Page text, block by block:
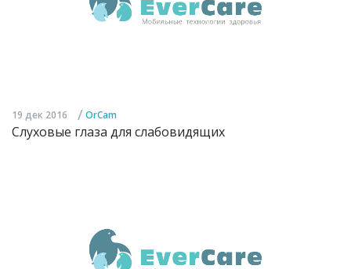
19 дек 2016 / OrCam
Слуховые глаза для слабовидящих